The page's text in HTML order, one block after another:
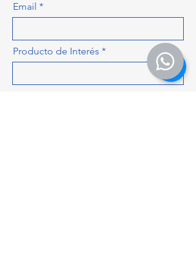
Email
Producto de Interés